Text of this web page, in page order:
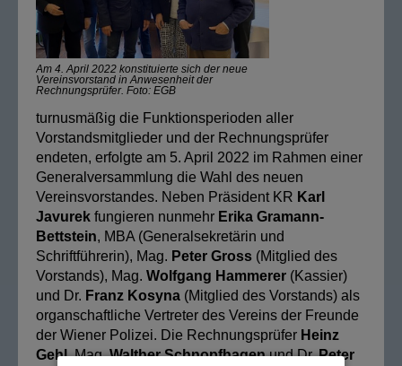
Am 4. April 2022 konstituierte sich der neue
Vereinsvorstand in Anwesenheit der
Rechnungsprüfer. Foto: EGB
turnusmäßig die Funktionsperioden aller
Vorstandsmitglieder und der Rechnungsprüfer
endeten, erfolgte am 5. April 2022 im Rahmen einer
Generalversammlung die Wahl des neuen
Vereinsvorstandes. Neben Präsident KR Karl
Javurek fungieren nunmehr Erika Gramann-
Bettstein, MBA (Generalsekretärin und
Schriftführerin), Mag. Peter Gross (Mitglied des
Vorstands), Mag. Wolfgang Hammerer (Kassier)
und Dr. Franz Kosyna (Mitglied des Vorstands) als
organschaftliche Vertreter des Vereins der Freunde
der Wiener Polizei. Die Rechnungsprüfer Heinz
Gehl, Mag.Walther Schnopfhagenund Dr.Peter